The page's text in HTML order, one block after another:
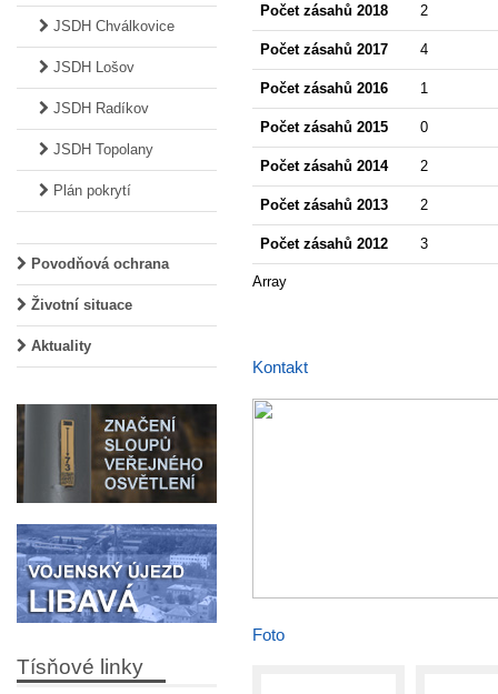
JSDH Chválkovice
JSDH Lošov
JSDH Radíkov
JSDH Topolany
Plán pokrytí
Povodňová ochrana
Životní situace
Aktuality
Tísňové linky
Počet zásahů 2018 2
Počet zásahů 2017 4
Počet zásahů 2016 1
Počet zásahů 2015 0
Počet zásahů 2014 2
Počet zásahů 2013 2
Počet zásahů 2012 3
Array
Kontakt
Foto